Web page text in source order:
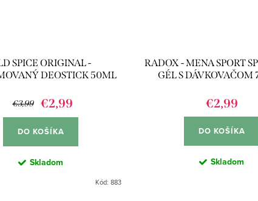
SPICE ORIGINAL -
DEOSTICK 50ML
€3,99 €2,99
DO KOŠÍKA
Skladom
Kód:883
RADOX - MENA SPORT
GÉL S DÁVKOVAČOM
€2,99
DO KOŠÍKA
Skladom